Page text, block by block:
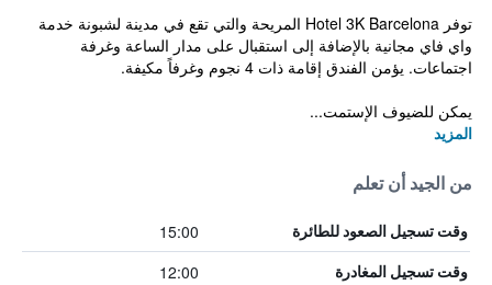
توفر Hotel 3K Barcelona المريحة والتي تقع في مدينة لشبونة خدمة
واي فاي مجانية بالإضافة إلى استقبال على مدار الساعة وغرفة
اجتماعات. يؤمن الفندق إقامة ذات 4 نجوم وغرفاً مكيفة.
يمكن للضيوف الإستمت...
المزيد
من الجيد أن تعلم
وقت تسجيل الصعود للطائرة 15:00
وقت تسجيل المغادرة 12:00